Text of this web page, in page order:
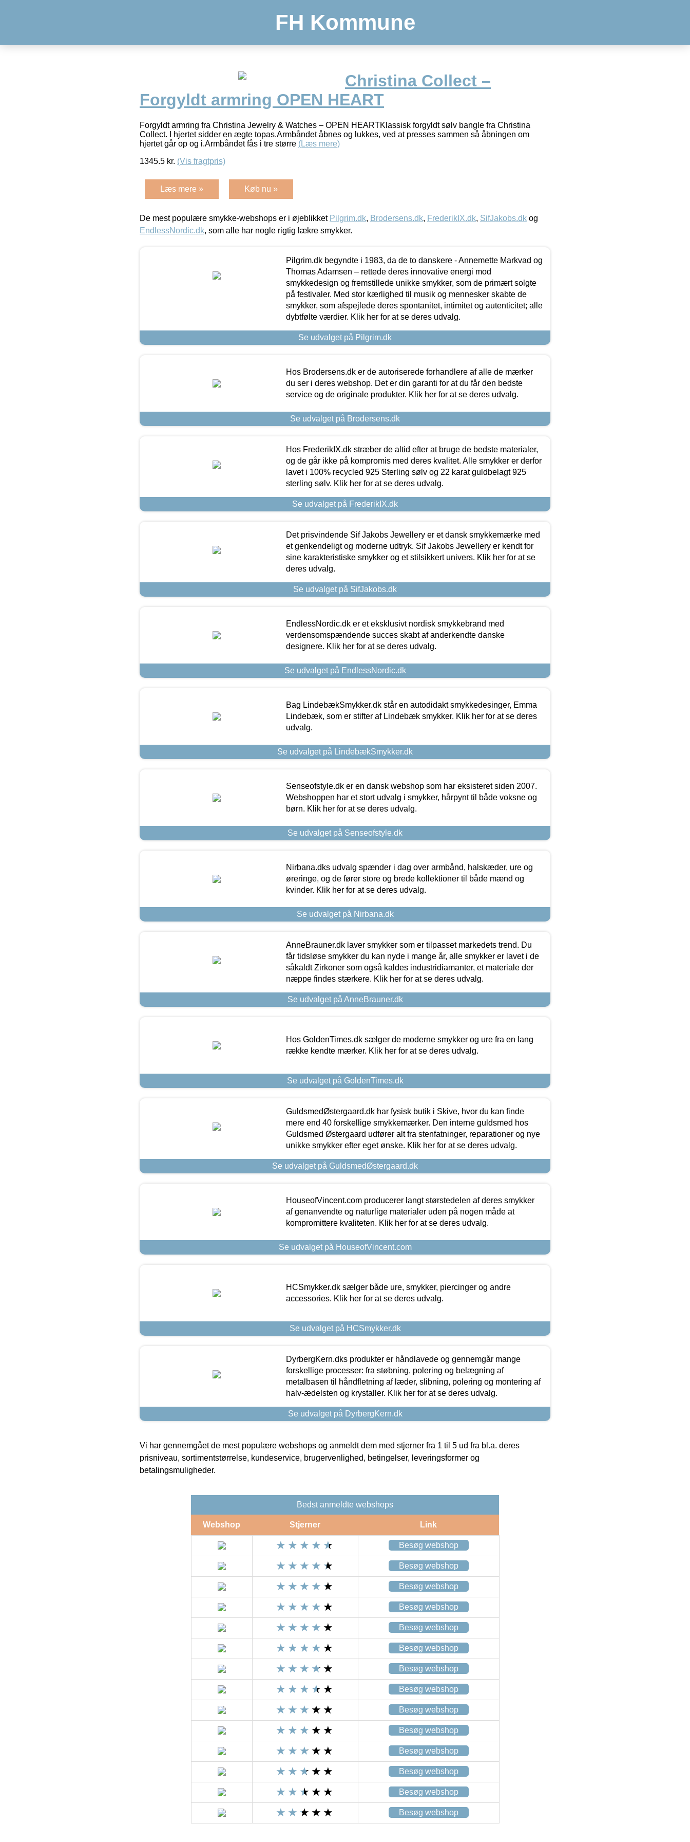
FH Kommune
Christina Collect –
Forgyldt armring OPEN HEART
Forgyldt armring fra Christina Jewelry & Watches – OPEN HEARTKlassisk forgyldt sølv bangle fra Christina
Collect. I hjertet sidder en ægte topas.Armbåndet åbnes og lukkes, ved at presses sammen så åbningen om
hjertet går op og i.Armbåndet fås i tre større (Læs mere)
1345.5 kr. (Vis fragtpris)
Læs mere » Køb nu »
De mest populære smykke-webshops er i øjeblikket Pilgrim.dk, Brodersens.dk, FrederikIX.dk, SifJakobs.dk og
EndlessNordic.dk, som alle har nogle rigtig lækre smykker.
Pilgrim.dk begyndte i 1983, da de to danskere - Annemette Markvad og
Thomas Adamsen – rettede deres innovative energi mod
smykkedesign og fremstillede unikke smykker, som de primært solgte
på festivaler. Med stor kærlighed til musik og mennesker skabte de
smykker, som afspejlede deres spontanitet, intimitet og autenticitet; alle
dybtfølte værdier. Klik her for at se deres udvalg.
Se udvalget på Pilgrim.dk
Hos Brodersens.dk er de autoriserede forhandlere af alle de mærker
du ser i deres webshop. Det er din garanti for at du får den bedste
service og de originale produkter. Klik her for at se deres udvalg.
Se udvalget på Brodersens.dk
Hos FrederikIX.dk stræber de altid efter at bruge de bedste materialer,
og de går ikke på kompromis med deres kvalitet. Alle smykker er derfor
lavet i 100% recycled 925 Sterling sølv og 22 karat guldbelagt 925
sterling sølv. Klik her for at se deres udvalg.
Se udvalget på FrederikIX.dk
Det prisvindende Sif Jakobs Jewellery er et dansk smykkemærke med
et genkendeligt og moderne udtryk. Sif Jakobs Jewellery er kendt for
sine karakteristiske smykker og et stilsikkert univers. Klik her for at se
deres udvalg.
Se udvalget på SifJakobs.dk
EndlessNordic.dk er et eksklusivt nordisk smykkebrand med
verdensomspændende succes skabt af anderkendte danske
designere. Klik her for at se deres udvalg.
Se udvalget på EndlessNordic.dk
Bag LindebækSmykker.dk står en autodidakt smykkedesinger, Emma
Lindebæk, som er stifter af Lindebæk smykker. Klik her for at se deres
udvalg.
Se udvalget på LindebækSmykker.dk
Senseofstyle.dk er en dansk webshop som har eksisteret siden 2007.
Webshoppen har et stort udvalg i smykker, hårpynt til både voksne og
børn. Klik her for at se deres udvalg.
Se udvalget på Senseofstyle.dk
Nirbana.dks udvalg spænder i dag over armbånd, halskæder, ure og
øreringe, og de fører store og brede kollektioner til både mænd og
kvinder. Klik her for at se deres udvalg.
Se udvalget på Nirbana.dk
AnneBrauner.dk laver smykker som er tilpasset markedets trend. Du
får tidsløse smykker du kan nyde i mange år, alle smykker er lavet i de
såkaldt Zirkoner som også kaldes industridiamanter, et materiale der
næppe findes stærkere. Klik her for at se deres udvalg.
Se udvalget på AnneBrauner.dk
Hos GoldenTimes.dk sælger de moderne smykker og ure fra en lang
række kendte mærker. Klik her for at se deres udvalg.
Se udvalget på GoldenTimes.dk
GuldsmedØstergaard.dk har fysisk butik i Skive, hvor du kan finde
mere end 40 forskellige smykkemærker. Den interne guldsmed hos
Guldsmed Østergaard udfører alt fra stenfatninger, reparationer og nye
unikke smykker efter eget ønske. Klik her for at se deres udvalg.
Se udvalget på GuldsmedØstergaard.dk
HouseofVincent.com producerer langt størstedelen af deres smykker
af genanvendte og naturlige materialer uden på nogen måde at
kompromittere kvaliteten. Klik her for at se deres udvalg.
Se udvalget på HouseofVincent.com
HCSmykker.dk sælger både ure, smykker, piercinger og andre
accessories. Klik her for at se deres udvalg.
Se udvalget på HCSmykker.dk
DyrbergKern.dks produkter er håndlavede og gennemgår mange
forskellige processer: fra støbning, polering og belægning af
metalbasen til håndfletning af læder, slibning, polering og montering af
halv-ædelsten og krystaller. Klik her for at se deres udvalg.
Se udvalget på DyrbergKern.dk
Vi har gennemgået de mest populære webshops og anmeldt dem med stjerner fra 1 til 5 ud fra bl.a. deres
prisniveau, sortimentstørrelse, kundeservice, brugervenlighed, betingelser, leveringsformer og
betalingsmuligheder.
Bedst anmeldte webshops
Webshop Stjerner Link
Besøg webshop
Besøg webshop
Besøg webshop
Besøg webshop
Besøg webshop
Besøg webshop
Besøg webshop
Besøg webshop
Besøg webshop
Besøg webshop
Besøg webshop
Besøg webshop
Besøg webshop
Besøg webshop